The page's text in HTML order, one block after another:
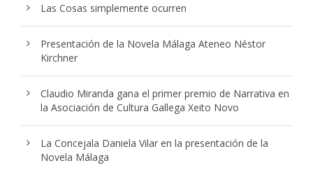
Las Cosas simplemente ocurren
Presentación de la Novela Málaga Ateneo Néstor
Kirchner
Claudio Miranda gana el primer premio de Narrativa en
la Asociación de Cultura Gallega Xeito Novo
La Concejala Daniela Vilar en la presentación de la
Novela Málaga